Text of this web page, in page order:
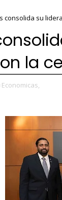
consolida su
la
Economicas,